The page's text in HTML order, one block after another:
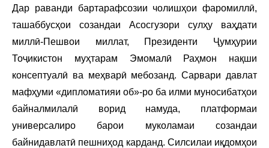
Дар раванди бартарафсозии чолишҳои фаромиллӣ,
ташаббусҳои созандаи Асосгузори сулҳу ваҳдати
миллӣ-Пешвои миллат, Президенти Ҷумҳурии
Тоҷикистон муҳтарам Эмомалӣ Раҳмон нақши
консептуалӣ ва меҳварӣ мебозанд. Сарвари давлат
мафҳуми «дипломатияи об»-ро ба илми муносибатҳои
байналмилалӣ ворид намуда, платформаи
универсалиро барои муколамаи созандаи
байнидавлатӣ пешниҳод карданд. Силсилаи иқдомҳои